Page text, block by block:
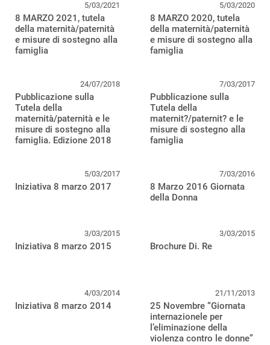
5/03/2021
8 MARZO 2021, tutela
della maternità/paternità
e misure di sostegno alla
famiglia
5/03/2020
8 MARZO 2020, tutela
della maternità/paternità
e misure di sostegno alla
famiglia
24/07/2018
Pubblicazione sulla
Tutela della
maternità/paternità e le
misure di sostegno alla
famiglia. Edizione 2018
7/03/2017
Pubblicazione sulla
Tutela della
maternit?/paternit? e le
misure di sostegno alla
famiglia
5/03/2017
Iniziativa 8 marzo 2017
7/03/2016
8 Marzo 2016 Giornata
della Donna
3/03/2015
Iniziativa 8 marzo 2015
3/03/2015
Brochure Di. Re
4/03/2014
Iniziativa 8 marzo 2014
21/11/2013
25 Novembre “Giornata
internazionele per
l’eliminazione della
violenza contro le donne”